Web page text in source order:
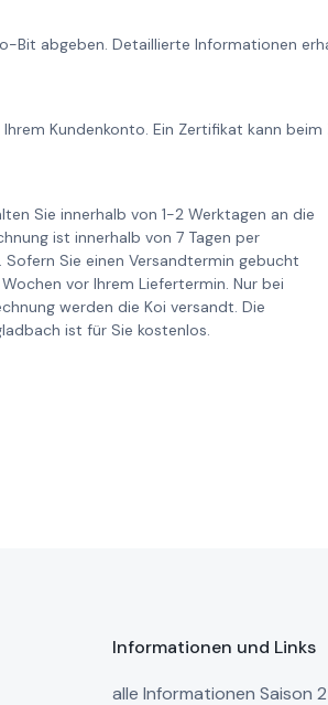
Bit abgeben. Detaillierte Informationen
Kundenkonto. Ein Zertifikat kann
Sie innerhalb von 1-2 Werktagen an die
ist innerhalb von 7 Tagen per
Sie einen Versandtermin gebucht
vor Ihrem Liefertermin. Nur bei
werden die Koi versandt. Die
ist für Sie kostenlos.
Informationen und Links
alle Informationen Saison